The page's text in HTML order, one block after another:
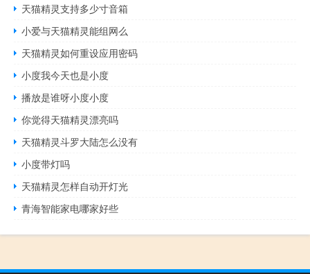
天猫精灵支持多少寸音箱
小爱与天猫精灵能组网么
天猫精灵如何重设应用密码
小度我今天也是小度
播放是谁呀小度小度
你觉得天猫精灵漂亮吗
天猫精灵斗罗大陆怎么没有
小度带灯吗
天猫精灵怎样自动开灯光
青海智能家电哪家好些